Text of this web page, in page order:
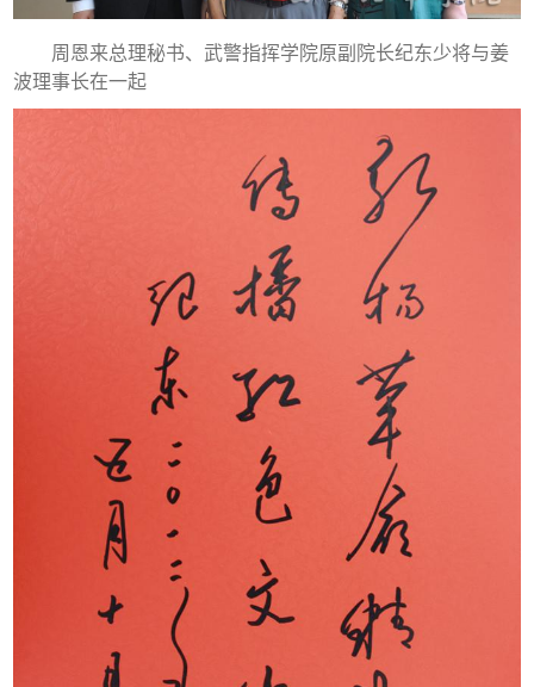
周恩来总理秘书、武警指挥学院原副院长纪东少将与姜
波理事长在一起